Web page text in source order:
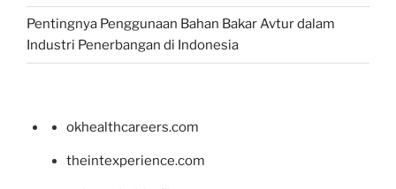
Pentingnya Penggunaan Bahan Bakar Avtur dalam
Industri Penerbangan di Indonesia
okhealthcareers.com
theintexperience.com